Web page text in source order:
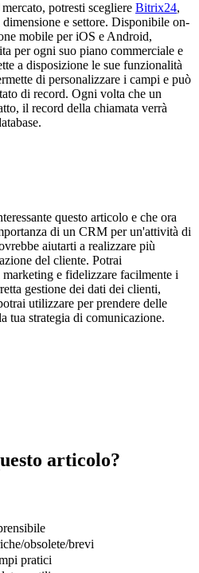
potresti scegliere Bitrix24,
e settore. Disponibile on-
mobile per iOS e Android,
per ogni suo piano commerciale e
a disposizione le sue funzionalità
di personalizzare i campi e può
di record. Ogni volta che un
il record della chiamata verrà
questo articolo e che ora
di un CRM per un'attività di
aiutarti a realizzare più
del cliente. Potrai
e fidelizzare facilmente i
gestione dei dati dei clienti,
utilizzare per prendere delle
tua strategia di comunicazione.
articolo?
obsolete/brevi
pratici